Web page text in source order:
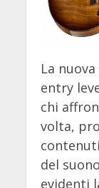
La nuova
entry
chi
volta,
del
evidenti